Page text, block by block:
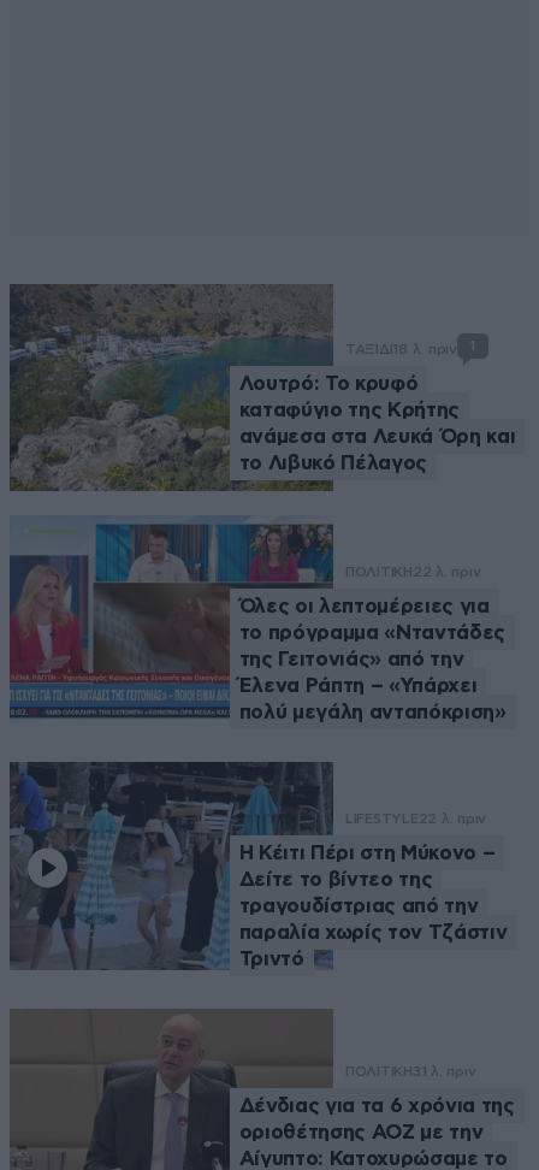
ΤΑΞΙΔΙ 18 λ. πριν 1
Λουτρό: Το κρυφό
καταφύγιο της Κρήτης
ανάμεσα στα Λευκά Όρη και
το Λιβυκό Πέλαγος
ΠΟΛΙΤΙΚΗ22 λ. πριν
Όλες οι λεπτομέρειες για
το πρόγραμμα «Νταντάδες
της Γειτονιάς» από την
Έλενα Ράπτη – «Υπάρχει
πολύ μεγάλη ανταπόκριση»
LIFESTYLE22 λ. πριν
Η Κέιτι Πέρι στη Μύκονο –
Δείτε το βίντεο της
τραγουδίστριας από την
παραλία χωρίς τον Τζάστιν
Τριντό
ΠΟΛΙΤΙΚΗ31 λ. πριν
Δένδιας για τα 6 χρόνια της
οριοθέτησης ΑΟΖ με την
Αίγυπτο: Κατοχυρώσαμε το